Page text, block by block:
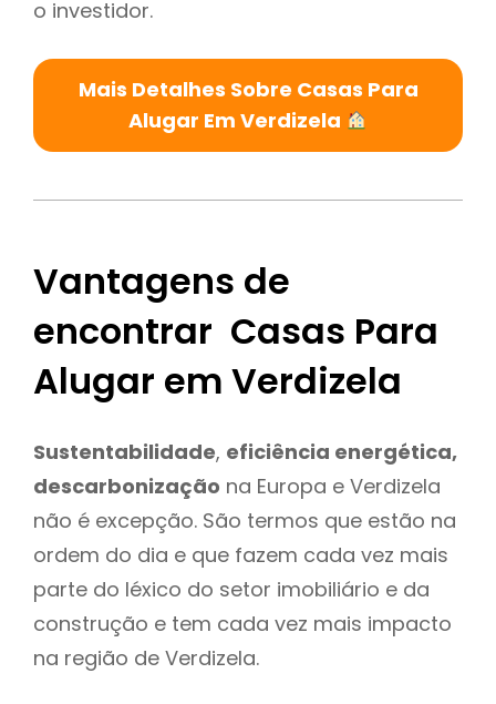
o investidor.
Mais Detalhes Sobre Casas Para
Alugar Em Verdizela
Vantagens de
encontrar Casas Para
Alugar em Verdizela
Sustentabilidade, eficiência energética,
descarbonização na Europa e Verdizela
não é excepção. São termos que estão na
ordem do dia e que fazem cada vez mais
parte do léxico do setor imobiliário e da
construção e tem cada vez mais impacto
na região de Verdizela.